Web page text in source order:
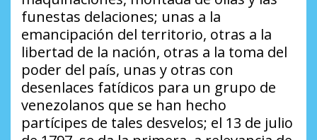
funestas delaciones; unas a la
emancipación del territorio, otras a la
libertad de la nación, otras a la toma del
poder del país, unas y otras con
desenlaces fatídicos para un grupo de
venezolanos que se han hecho
partícipes de tales desvelos; el 13 de julio